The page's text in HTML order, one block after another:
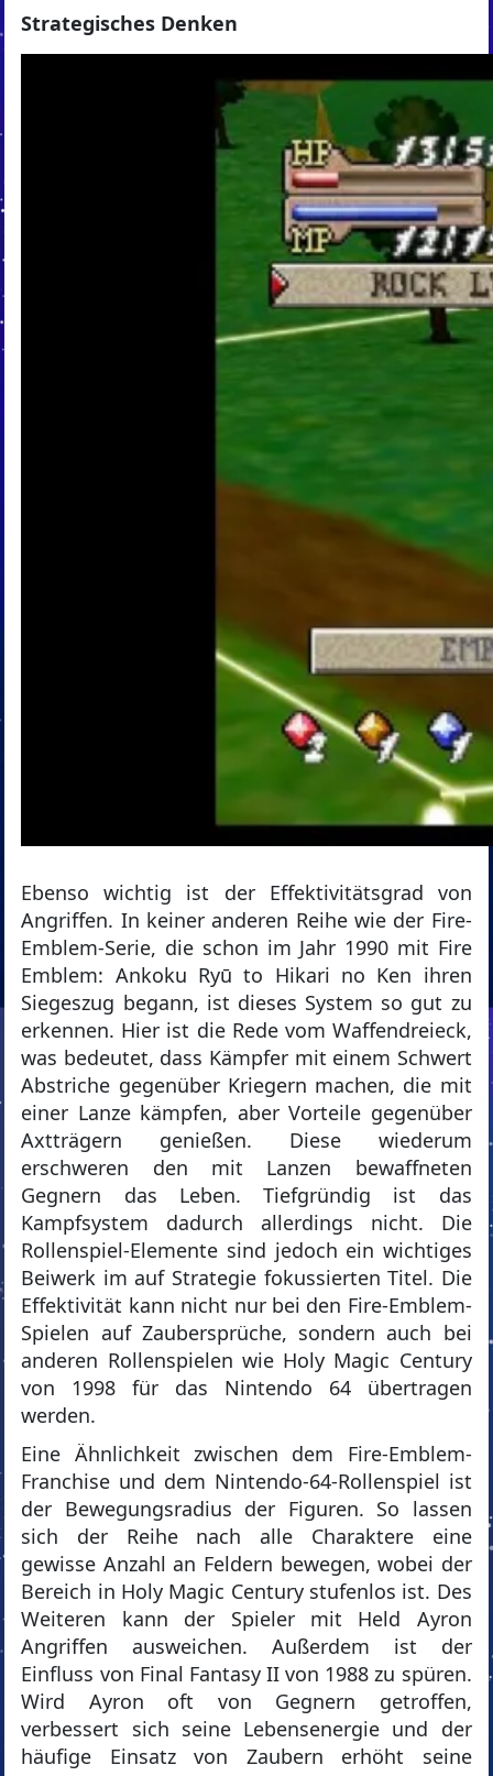
Strategisches Denken
Ebenso wichtig ist der Effektivitätsgrad von
Angriffen. In keiner anderen Reihe wie der Fire-
Emblem-Serie, die schon im Jahr 1990 mit Fire
Emblem: Ankoku Ryū to Hikari no Ken ihren
Siegeszug begann, ist dieses System so gut zu
erkennen. Hier ist die Rede vom Waffendreieck,
was bedeutet, dass Kämpfer mit einem Schwert
Abstriche gegenüber Kriegern machen, die mit
einer Lanze kämpfen, aber Vorteile gegenüber
Axtträgern genießen. Diese wiederum
erschweren den mit Lanzen bewaffneten
Gegnern das Leben. Tiefgründig ist das
Kampfsystem dadurch allerdings nicht. Die
Rollenspiel-Elemente sind jedoch ein wichtiges
Beiwerk im auf Strategie fokussierten Titel. Die
Effektivität kann nicht nur bei den Fire-Emblem-
Spielen auf Zaubersprüche, sondern auch bei
anderen Rollenspielen wie Holy Magic Century
von 1998 für das Nintendo 64 übertragen
werden.
Eine Ähnlichkeit zwischen dem Fire-Emblem-
Franchise und dem Nintendo-64-Rollenspiel ist
der Bewegungsradius der Figuren. So lassen
sich der Reihe nach alle Charaktere eine
gewisse Anzahl an Feldern bewegen, wobei der
Bereich in Holy Magic Century stufenlos ist. Des
Weiteren kann der Spieler mit Held Ayron
Angriffen ausweichen. Außerdem ist der
Einfluss von Final Fantasy II von 1988 zu spüren.
Wird Ayron oft von Gegnern getroffen,
verbessert sich seine Lebensenergie und der
häufige Einsatz von Zaubern erhöht seine